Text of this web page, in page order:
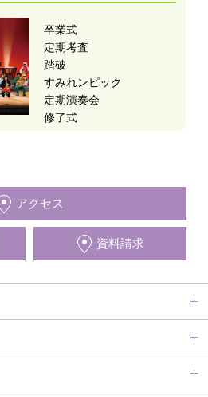
卒業式
定期考査
踏破
すみれンピック
定期演奏会
修了式
アクセス
資料請求
Fes